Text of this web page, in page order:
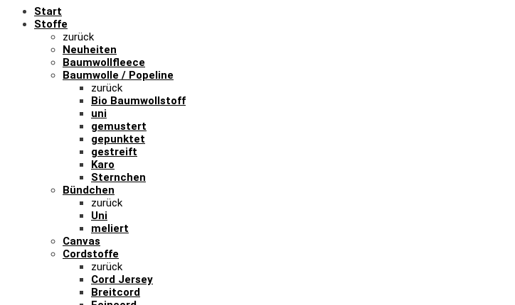
Start
Stoffe
zurück
Neuheiten
Baumwollfleece
Baumwolle / Popeline
zurück
Bio Baumwollstoff
uni
gemustert
gepunktet
gestreift
Karo
Sternchen
Bündchen
zurück
Uni
meliert
Canvas
Cordstoffe
zurück
Cord Jersey
Breitcord